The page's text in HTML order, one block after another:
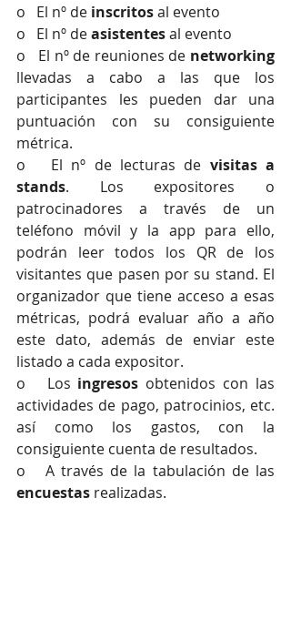
o   El nº de inscritos al evento
o   El nº de asistentes al evento
o   El nº de reuniones de
llevadas a cabo a las que los
participantes les pueden dar una
puntuación con su consiguiente
métrica.
o   El nº de lecturas de visitas a
stands. Los expositores o
patrocinadores a través de un
teléfono móvil y la app para ello,
podrán leer todos los QR de los
visitantes que pasen por su stand. El
organizador que tiene acceso a esas
métricas, podrá evaluar año a año
este dato, además de enviar este
listado a cada expositor.
o   Los ingresos obtenidos con las
actividades de pago, patrocinios, etc.
así como los gastos, con la
consiguiente cuenta de resultados.
encuestas realizadas.